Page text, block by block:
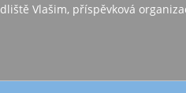
Sídliště